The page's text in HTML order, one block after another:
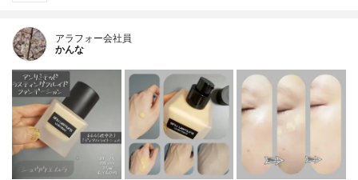
アラフォー会社員
かんな